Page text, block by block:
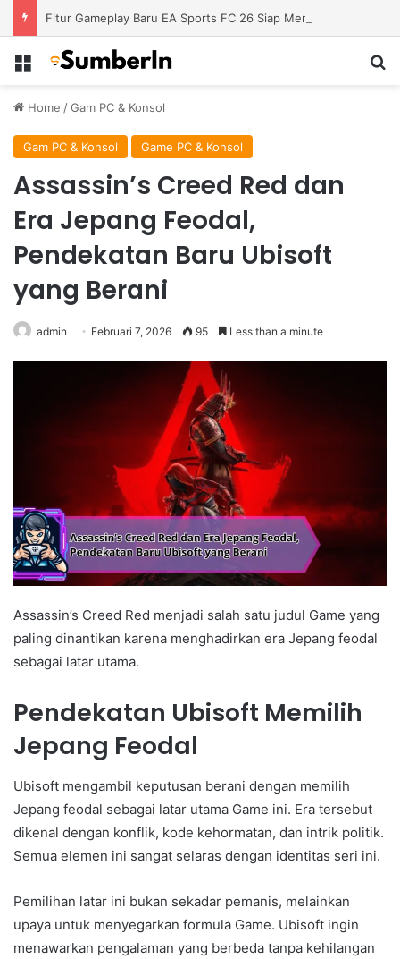
Menu
Home /Gam PC & Konsol
Gam PC & Konsol Game PC & Konsol
Assassin’s Creed Red dan
Era Jepang Feodal,
Pendekatan Baru Ubisoft
yang Berani
admin Februari 7, 2026 95 Less than a minute
Assassin’s Creed Red menjadi salah satu judul Game yang
paling dinantikan karena menghadirkan era Jepang feodal
sebagai latar utama.
Pendekatan Ubisoft Memilih
Jepang Feodal
Ubisoft mengambil keputusan berani dengan memilih
Jepang feodal sebagai latar utama Game ini. Era tersebut
dikenal dengan konflik, kode kehormatan, dan intrik politik.
Semua elemen ini sangat selaras dengan identitas seri ini.
Pemilihan latar ini bukan sekadar pemanis, melainkan
upaya untuk menyegarkan formula Game. Ubisoft ingin
menawarkan pengalaman yang berbeda tanpa kehilangan